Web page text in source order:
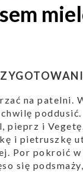
na patelni.
poddusić.
pieprz i
i pietruszkę
Por pokroić w
się